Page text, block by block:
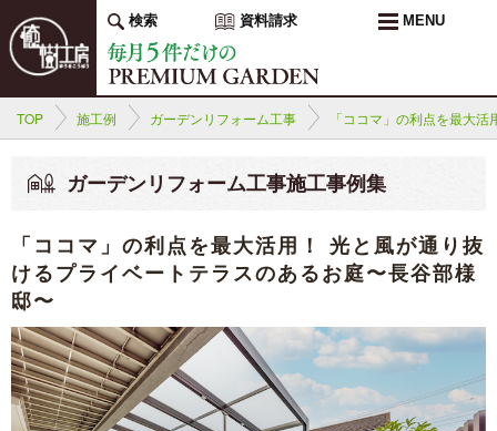
検索 資料請求 MENU
TOP 施工例 ガーデンリフォーム工事 「ココマ」の利点を最大
ガーデンリフォーム工事施工事例集
「ココマ」の利点を最大活用！ 光と風が通り抜
けるプライベートテラスのあるお庭〜長谷部様
邸〜